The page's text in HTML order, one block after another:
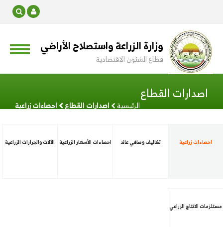
وزارة الزراعة واستصلاح الأراضي
قطاع الشئون الاقتصادية
اصدارات القطاع
الرئيسية اصدارات القطاع احصاءات زراعية
احصاءات زراعية تكاليف وصافي عائد احصاءات الأسعار الزراعية الآلات والجرارات الزراعية
مستلزمات الانتاج الزراعي